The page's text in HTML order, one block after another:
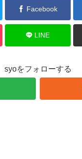
Facebook
LINE
syoをフォローする